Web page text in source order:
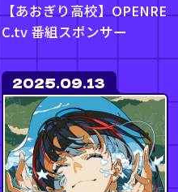
【あおぎり高校】OPENRE
C.tv 番組スポンサー
2025.09.13